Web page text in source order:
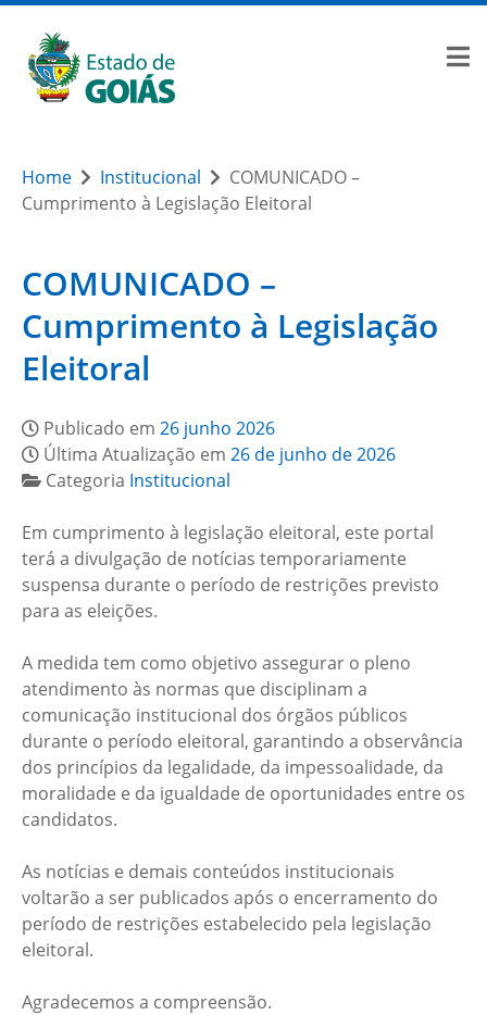
Home Institucional
COMUNICADO –
Cumprimento à Legislação Eleitoral
COMUNICADO –
Cumprimento à Legislação
Eleitoral
Publicado em 26 junho 2026
Última Atualização em 26 de junho de 2026
Categoria Institucional
Em cumprimento à legislação eleitoral, este portal
terá a divulgação de notícias temporariamente
suspensa durante o período de restrições previsto
para as eleições.
A medida tem como objetivo assegurar o pleno
atendimento às normas que disciplinam a
comunicação institucional dos órgãos públicos
durante o período eleitoral, garantindo a observância
dos princípios da legalidade, da impessoalidade, da
moralidade e da igualdade de oportunidades entre os
candidatos.
As notícias e demais conteúdos institucionais
voltarão a ser publicados após o encerramento do
período de restrições estabelecido pela legislação
eleitoral.
Agradecemos a compreensão.